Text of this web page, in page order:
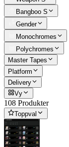
Bangboo S
Gender
Monochromes
Polychromes
Master Tapes
Platform
Delivery
Vy
108 Produkter
Toppval